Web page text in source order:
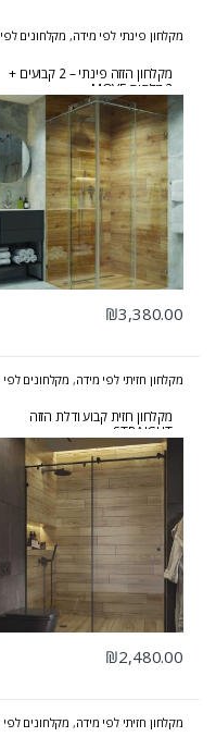
מקלחון פינתי לפי מידה, מקלחונים לפי
מידה
מקלחון הזזה פינתי – 2 קבועים +
2 דלתות MOVE
₪3,380.00
מקלחון חזיתי לפי מידה, מקלחונים לפי
מידה
מקלחון חזית קבוע ודלת הזזה
STRAIGHT
₪2,480.00
מקלחון חזיתי לפי מידה, מקלחונים לפי
מידה